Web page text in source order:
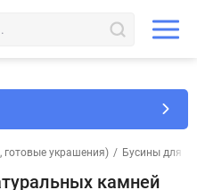
украшения) / Бусины для
камней